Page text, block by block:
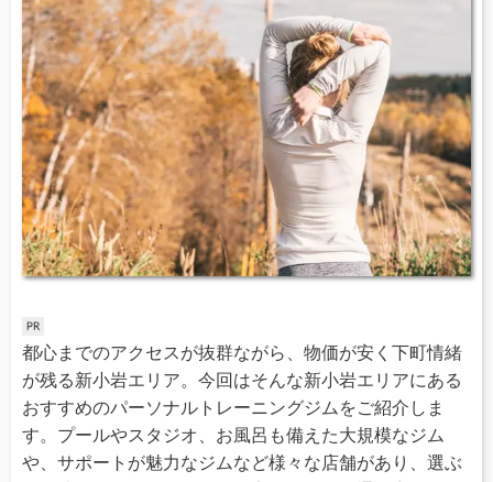
都心までのアクセスが抜群ながら、物価が安く下町情緒
が残る新小岩エリア。今回はそんな新小岩エリアにある
おすすめのパーソナルトレーニングジムをご紹介しま
す。プールやスタジオ、お風呂も備えた大規模なジム
や、サポートが魅力なジムなど様々な店舗があり、選ぶ